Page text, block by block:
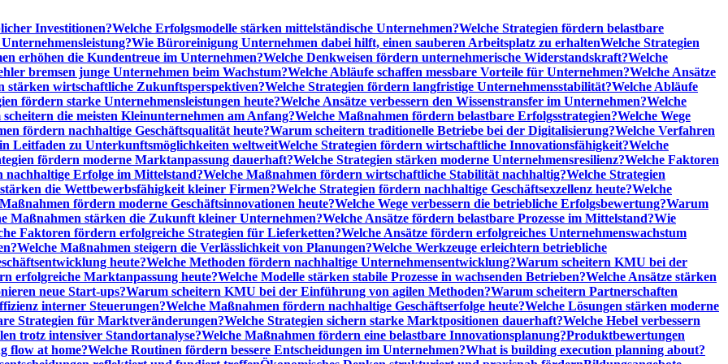
Investitionen?Welche Erfolgsmodelle stärken mittelständische Unternehmen?Welche Strategien fördern belastbare
Wie Büroreinigung Unternehmen dabei hilft, einen sauberen Arbeitsplatz zu erhaltenWelche Strategien
erhöhen die Kundentreue im Unternehmen?Welche Denkweisen fördern unternehmerische Widerstandskraft?Welche
bremsen junge Unternehmen beim Wachstum?Welche Abläufe schaffen messbare Vorteile für Unternehmen?Welche Ansätze
stärken wirtschaftliche Zukunftsperspektiven?Welche Strategien fördern langfristige Unternehmensstabilität?Welche Abläufe
fördern starke Unternehmensleistungen heute?Welche Ansätze verbessern den Wissenstransfer im Unternehmen?Welche
die meisten Kleinunternehmen am Anfang?Welche Maßnahmen fördern belastbare Erfolgsstrategien?Welche Wege
fördern nachhaltige Geschäftsqualität heute?Warum scheitern traditionelle Betriebe bei der Digitalisierung?Welche Verfahren
Leitfaden zu Unterkunftsmöglichkeiten weltweitWelche Strategien fördern wirtschaftliche Innovationsfähigkeit?Welche
fördern moderne Marktanpassung dauerhaft?Welche Strategien stärken moderne Unternehmensresilienz?Welche Faktoren
nachhaltige Erfolge im Mittelstand?Welche Maßnahmen fördern wirtschaftliche Stabilität nachhaltig?Welche Strategien
die Wettbewerbsfähigkeit kleiner Firmen?Welche Strategien fördern nachhaltige Geschäftsexzellenz heute?Welche
fördern moderne Geschäftsinnovationen heute?Welche Wege verbessern die betriebliche Erfolgsbewertung?Warum
Maßnahmen stärken die Zukunft kleiner Unternehmen?Welche Ansätze fördern belastbare Prozesse im Mittelstand?Wie
Faktoren fördern erfolgreiche Strategien für Lieferketten?Welche Ansätze fördern erfolgreiches Unternehmenswachstum
Welche Maßnahmen steigern die Verlässlichkeit von Planungen?Welche Werkzeuge erleichtern betriebliche
heute?Welche Methoden fördern nachhaltige Unternehmensentwicklung?Warum scheitern KMU bei der
erfolgreiche Marktanpassung heute?Welche Modelle stärken stabile Prozesse in wachsenden Betrieben?Welche Ansätze stärken
neue Start-ups?Warum scheitern KMU bei der Einführung von agilen Methoden?Warum scheitern Partnerschaften
interner Steuerungen?Welche Maßnahmen fördern nachhaltige Geschäftserfolge heute?Welche Lösungen stärken moderne
Strategien für Marktveränderungen?Welche Strategien sichern starke Marktpositionen dauerhaft?Welche Hebel verbessern
trotz intensiver Standortanalyse?Welche Maßnahmen fördern eine belastbare Innovationsplanung?Produktbewertungen
flow at home?Welche Routinen fördern bessere Entscheidungen im Unternehmen?What is building execution planning about?